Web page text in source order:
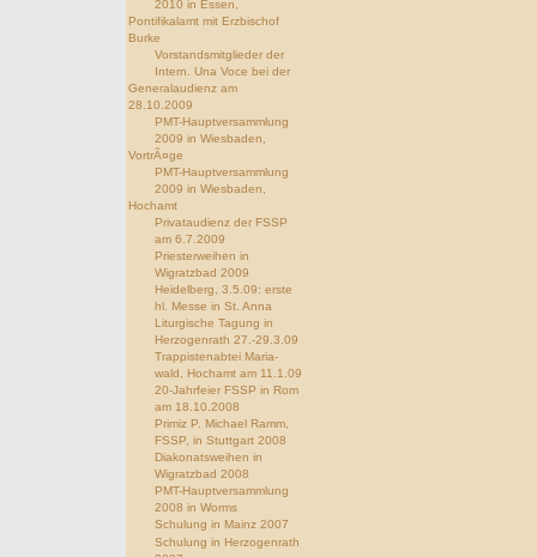
2010 in Essen,
Pontifikalamt mit Erzbischof
Burke
Vorstandsmitglieder der
Intern. Una Voce bei der
Generalaudienz am
28.10.2009
PMT-Hauptversammlung
2009 in Wiesbaden,
VortrÃ¤ge
PMT-Hauptversammlung
2009 in Wiesbaden,
Hochamt
Privataudienz der FSSP
am 6.7.2009
Priesterweihen in
Wigratzbad 2009
Heidelberg, 3.5.09: erste
hl. Messe in St. Anna
Liturgische Tagung in
Herzogenrath 27.-29.3.09
Trappistenabtei Maria-
wald, Hochamt am 11.1.09
20-Jahrfeier FSSP in Rom
am 18.10.2008
Primiz P. Michael Ramm,
FSSP, in Stuttgart 2008
Diakonatsweihen in
Wigratzbad 2008
PMT-Hauptversammlung
2008 in Worms
Schulung in Mainz 2007
Schulung in Herzogenrath